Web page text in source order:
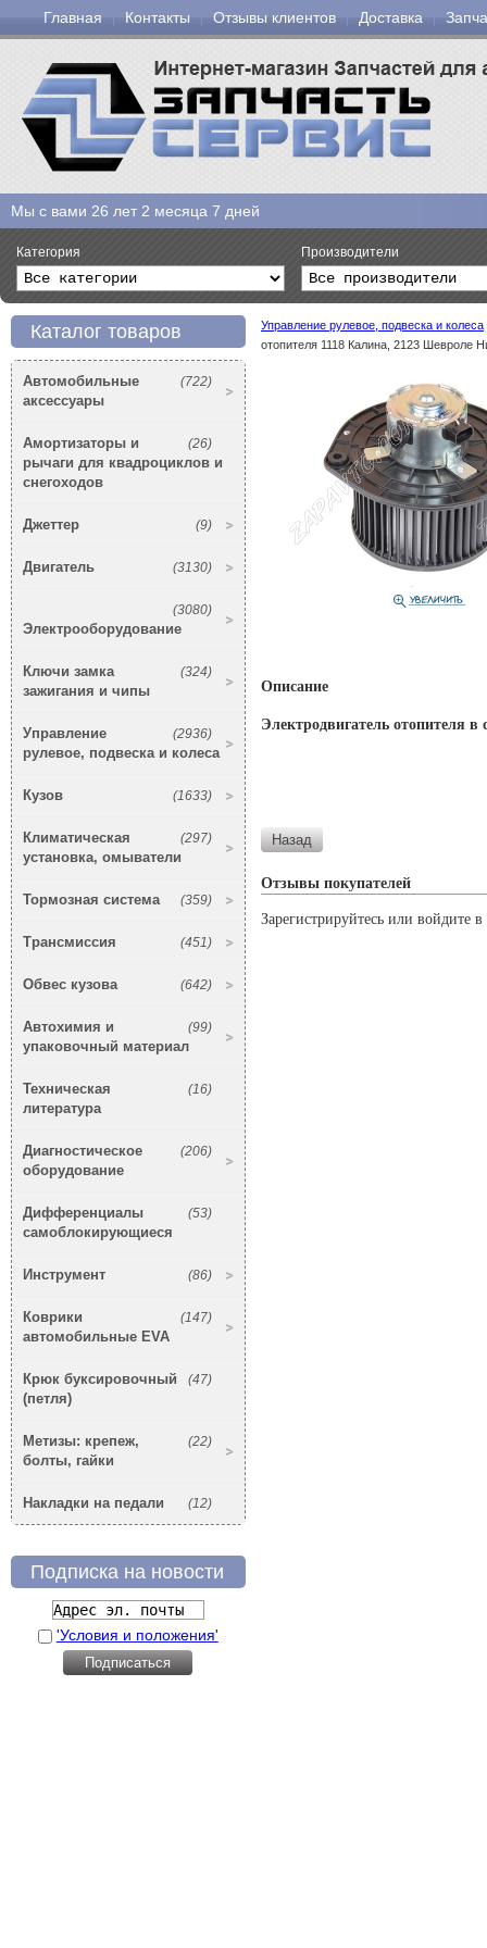
Главная Контакты Отзывы клиентов Доставка
Мы с вами 26 лет 2 месяца 7 дней
Категория Производители
Каталог товаров
(722)
Автомобильные
аксессуары
(26)
Амортизаторы и
рычаги для квадроциклов и
снегоходов
(9)
Джеттер
(3130)
Двигатель
(3080)
Электрооборудование
(324)
Ключи замка
зажигания и чипы
(2936)
Управление
рулевое, подвеска и колеса
(1633)
Кузов
(297)
Климатическая
установка, омыватели
(359)
Тормозная система
(451)
Трансмиссия
(642)
Обвес кузова
(99)
Автохимия и
упаковочный материал
(16)
Техническая
литература
(206)
Диагностическое
оборудование
(53)
Дифференциалы
самоблокирующиеся
(86)
Инструмент
(147)
Коврики
автомобильные EVA
(47)
Крюк буксировочный
(петля)
(22)
Метизы: крепеж,
болты, гайки
(12)
Накладки на педали
Подписка на новости
'Условия и положения'
Управление рулевое, подвеска и колеса
отопителя 1118 Калина, 2123 Шевроле
Описание
Электродвигатель отопителя в
Отзывы покупателей
Зарегистрируйтесь или войдите